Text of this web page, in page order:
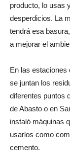
producto, lo usas
desperdicios. La
tendrá esa
a mejorar el
En las
se juntan los
diferentes puntos
de Abasto o en
instaló máquinas
usarlos como
cemento.